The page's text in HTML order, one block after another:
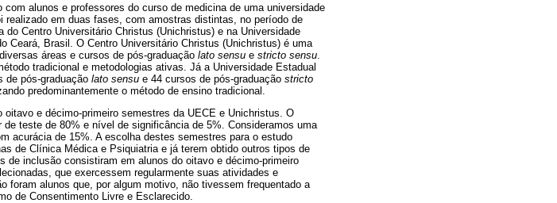
alunos e professores do curso de medicina de uma universidade
em duas fases, com amostras distintas, no período de
Centro Universitário Christus (Unichristus) e na Universidade
Ceará, Brasil. O Centro Universitário Christus (Unichristus) é uma
áreas e cursos de pós-graduação lato sensu e stricto sensu
tradicional e metodologias ativas. Já a Universidade Estadual
de pós-graduação lato sensu e 44 cursos de pós-graduação stricto
predominantemente o método de ensino tradicional.
e décimo-primeiro semestres da UECE e Unichristus. O
teste de 80% e nível de significância de 5%. Consideramos uma
acurácia de 15%. A escolha destes semestres para o estudo
de Clínica Médica e Psiquiatria e já terem obtido outros tipos de
inclusão consistiram em alunos do oitavo e décimo-primeiro
que exercessem regularmente suas atividades e
foram alunos que, por algum motivo, não tivessem frequentado a
de Consentimento Livre e Esclarecido.